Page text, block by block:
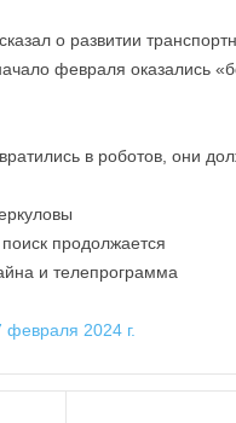
о развитии
февраля оказались
в роботов, они
продолжается
и телепрограмма
2024 г.